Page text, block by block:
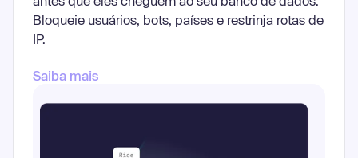
Bloqueie usuários, bots, países e restrinja rotas de
IP.
Saiba mais